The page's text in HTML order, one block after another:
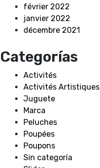
février 2022
janvier 2022
décembre 2021
Categorías
Activités
Activités Artistiques
Juguete
Marca
Peluches
Poupées
Poupons
Sin categoría